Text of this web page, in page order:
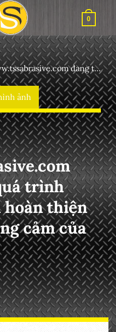
0
Website: www.tssabrasive.com đang trong quá trình chỉnh sửa và hoàn thiện mong sự thông cảm của khách hàng
ảnh
trình
hoàn thiện
cảm của